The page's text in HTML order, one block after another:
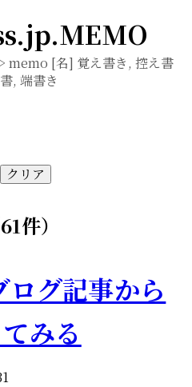
memo [名] 覚え書き, 控え書
, 端書き
クリア
件）
グ記事から
みる